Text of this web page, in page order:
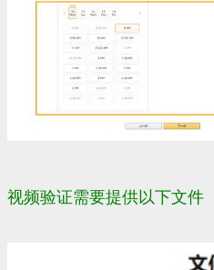
视频验证需要提供以下文件